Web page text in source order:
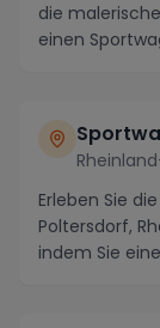
die
einen
Erleben Sie
Poltersdorf,
indem Sie